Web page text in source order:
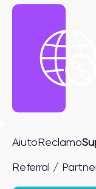
Aiuto Reclamo
Referral /